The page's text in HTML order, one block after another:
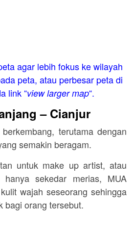
agar lebih fokus ke wilayah
peta, atau perbesar peta di
link “view larger map“.
– Cianjur
terutama dengan
semakin beragam.
untuk make up artist, atau
sekedar merias, MUA
wajah seseorang sehingga
bagi orang tersebut.